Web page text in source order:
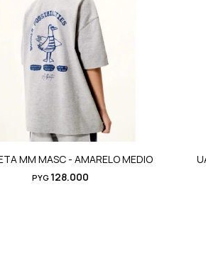
MM MASC - AMARELO MEDIO
PYG 128.000